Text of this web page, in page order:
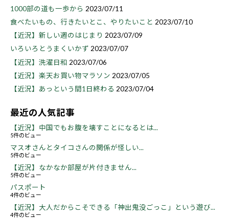
1000部の道も一歩から 2023/07/11
食べたいもの、行きたいとこ、やりたいこと 2023/07/10
【近況】新しい週のはじまり 2023/07/09
いろいろとうまくいかず 2023/07/07
【近況】洗濯日和 2023/07/06
【近況】楽天お買い物マラソン 2023/07/05
【近況】あっという間1日終わる 2023/07/04
最近の人気記事
【近況】中国でもお腹を壊すことになるとは...
5件のビュー
マスオさんとタイコさんの関係が怪しい...
5件のビュー
【近況】なかなか部屋が片付きません...
5件のビュー
パスポート
4件のビュー
【近況】大人だからこそできる「神出鬼没ごっこ」という遊び...
4件のビュー